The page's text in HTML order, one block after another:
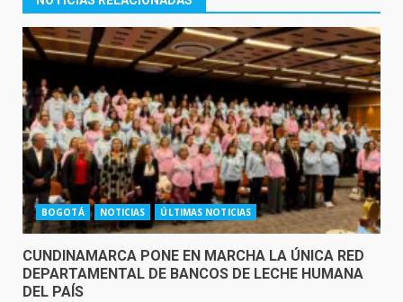
BOGOTÁ NOTICIAS ÚLTIMAS NOTICIAS
CUNDINAMARCA PONE EN MARCHA LA ÚNICA RED
DEPARTAMENTAL DE BANCOS DE LECHE HUMANA
DEL PAÍS